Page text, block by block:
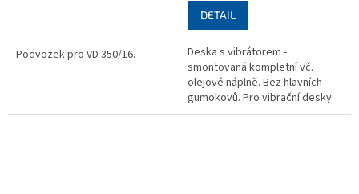
Podvozek pro VD 350/16.
DETAIL
Deska s vibrátorem -
smontovaná kompletní vč.
olejové náplně. Bez hlavních
gumokovů. Pro vibrační desky
NTC VD450/22.